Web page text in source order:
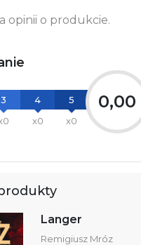
opinii o produkcie.
3
4
x0
5
x0
0,00
Langer
Remigiusz Mróz